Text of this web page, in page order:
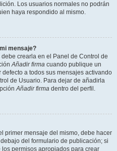
Los usuarios normales no podrán
haya respondido al mismo.
mensaje?
crearla en el Panel de Control de
Añadir firma cuando publique un
a todos sus mensajes activando
de Usuario. Para dejar de añadirla
Añadir firma dentro del perfil.
primer mensaje del mismo, debe hacer
del formulario de publicación; si
permisos apropiados para crear